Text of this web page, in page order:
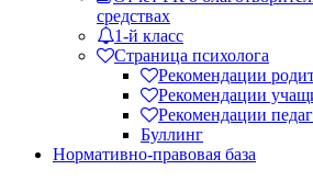
средствах
1-й класс
Страница психолога
Рекомендации
Рекомендации
Рекомендации
Буллинг
Нормативно-правовая база